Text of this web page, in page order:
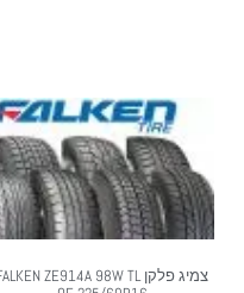
צמיג פלקן FALKEN ZE914A 98W TL